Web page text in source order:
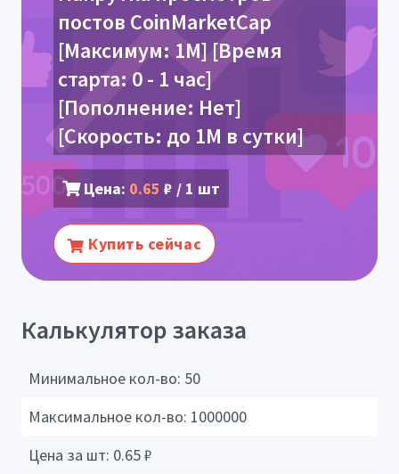
постов CoinMarketCap
[Максимум: 1M] [Время
старта: 0 - 1 час]
[Пополнение: Нет]
[Скорость: до 1M в сутки]
Цена: 0.65 ₽ / 1 шт
Купить сейчас
Калькулятор заказа
Минимальное кол-во: 50
Максимальное кол-во: 1000000
Цена за шт: 0.65₽